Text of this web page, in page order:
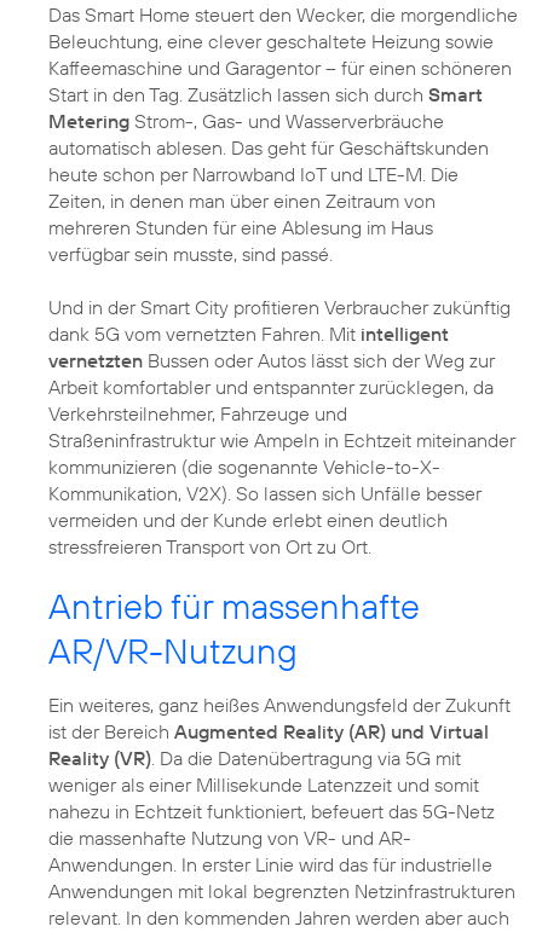
Das Smart Home steuert den Wecker, die morgendliche
Beleuchtung, eine clever geschaltete Heizung sowie
Kaffeemaschine und Garagentor – für einen schöneren
Start in den Tag. Zusätzlich lassen sich durch Smart
Metering Strom-, Gas- und Wasserverbräuche
automatisch ablesen. Das geht für Geschäftskunden
heute schon per Narrowband IoT und LTE-M. Die
Zeiten, in denen man über einen Zeitraum von
mehreren Stunden für eine Ablesung im Haus
verfügbar sein musste, sind passé.
Und in der Smart City profitieren Verbraucher zukünftig
dank 5G vom vernetzten Fahren. Mit intelligent
vernetzten Bussen oder Autos lässt sich der Weg zur
Arbeit komfortabler und entspannter zurücklegen, da
Verkehrsteilnehmer, Fahrzeuge und
Straßeninfrastruktur wie Ampeln in Echtzeit miteinander
kommunizieren (die sogenannte Vehicle-to-X-
Kommunikation, V2X). So lassen sich Unfälle besser
vermeiden und der Kunde erlebt einen deutlich
Antrieb für massenhafte
AR/VR-Nutzung
Ein weiteres, ganz heißes Anwendungsfeld der Zukunft
ist der Bereich Augmented Reality (AR) und Virtual
Reality (VR) . Da die Datenübertragung via 5G mit
weniger als einer Millisekunde Latenzzeit und somit
nahezu in Echtzeit funktioniert, befeuert das 5G-Netz
die massenhafte Nutzung von VR- und AR-
Anwendungen. In erster Linie wird das für industrielle
Anwendungen mit lokal begrenzten Netzinfrastrukturen
relevant. In den kommenden Jahren werden aber auch